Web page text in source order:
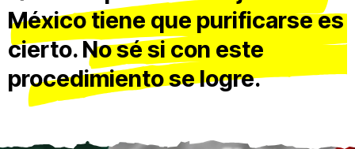
México tiene que purificarse es
cierto. No sé si con este
procedimiento se logre.